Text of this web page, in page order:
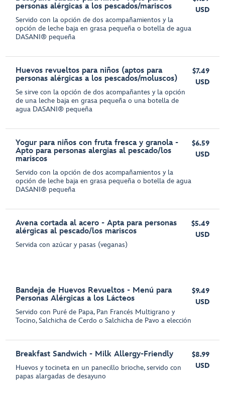
personas alérgicas a los pescados/mariscos
Servido con la opción de dos acompañamientos y la
opción de leche baja en grasa pequeña o botella de agua
DASANI® pequeña
USD
Huevos revueltos para niños (aptos para
personas alérgicas a los pescados/moluscos)
Se sirve con la opción de dos acompañantes y la opción
de una leche baja en grasa pequeña o una botella de
agua DASANI® pequeña
$7.49
USD
Yogur para niños con fruta fresca y granola -
Apto para personas alergias al pescado/los
mariscos
Servido con la opción de dos acompañamientos y la
opción de leche baja en grasa pequeña o botella de agua
DASANI® pequeña
$6.59
USD
Avena cortada al acero - Apta para personas
alérgicas al pescado/los mariscos
Servida con azúcar y pasas (veganas)
$5.49
USD
Bandeja de Huevos Revueltos - Menú para
Personas Alérgicas a los Lácteos
Servido con Puré de Papa, Pan Francés Multigrano y
Tocino, Salchicha de Cerdo o Salchicha de Pavo a elección
$9.49
USD
Breakfast Sandwich - Milk Allergy-Friendly
Huevos y tocineta en un panecillo brioche, servido con
papas alargadas de desayuno
$8.99
USD